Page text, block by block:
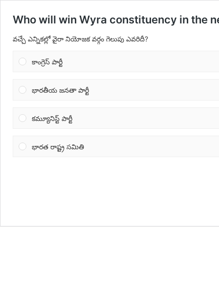
Who will win Wyra constituency in the
వచ్చే ఎన్నికల్లో వైరా నియోజక వర్గం గెలుపు ఎవరిదీ?
కాంగ్రెస్ పార్టీ
భారతీయ జనతా పార్టీ
కమ్యూనిస్ట్ పార్టీ
భారత రాష్ట్ర సమితి